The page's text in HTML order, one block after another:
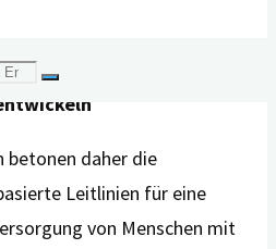
für spezialisierte
betonen daher die
Leitlinien für eine
von Menschen mit